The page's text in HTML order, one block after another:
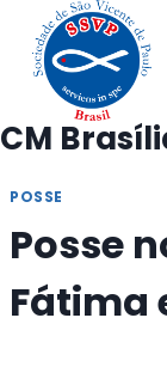
Pular
para
Conteúdo
CM
POSSE
Posse
Fátima